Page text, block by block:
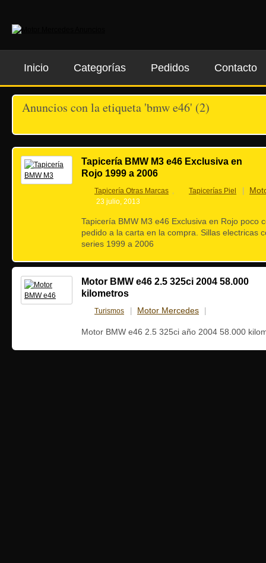
Inicio Categorías Pedidos Contacto
Anuncios con la etiqueta 'bmw e46' (2)
Tapicería BMW M3 e46 Exclusiva en
Rojo 1999 a 2006
Tapicería Otras Marcas Tapicerías Piel
23 julio, 2013
Tapicería BMW M3 e46 Exclusiva en Rojo poco
pedido a la carta en la compra. Sillas electricas
series 1999 a 2006
Motor BMW e46 2.5 325ci 2004 58.000
kilometros
Turismos Motor Mercedes
Motor BMW e46 2.5 325ci año 2004 58.000